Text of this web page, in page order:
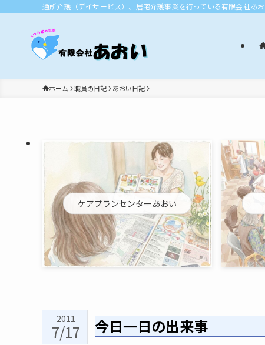
通所介護（デイサービス）、居宅介護事業を行っている有限会社あ
ホーム 職員の日記 あおい日記
ケアプランセンターあおい
今日一日の出来事
2011
7/17